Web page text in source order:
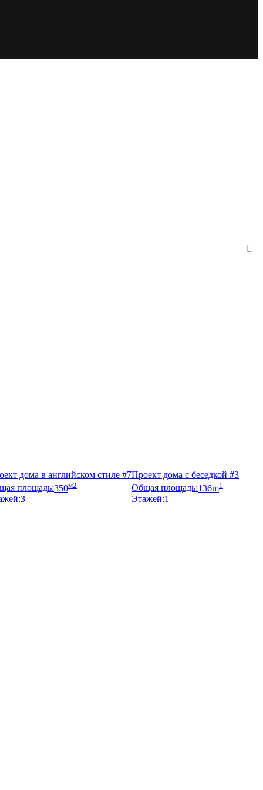
дома в английском стиле #7
площадь:350м2
3
Проект дома с беседкой #3
Общая площадь:136m1
Этажей:1